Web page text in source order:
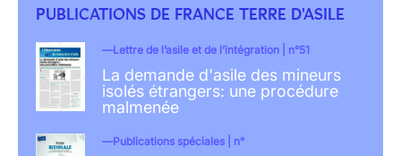
PUBLICATIONS DE FRANCE TERRE D'ASILE
Lettre de l’asile et de l’intégration | n°51
La demande d'asile des mineurs
isolés étrangers: une procédure
malmenée
Publications spéciales | n°